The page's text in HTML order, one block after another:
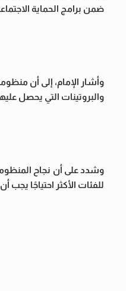
ضمن برامج الحماية
وأشار الإمام، إلى أن
والبروتينات التي يحصل
وشدد على أن نجاح
للفئات الأكثر احتياجًا